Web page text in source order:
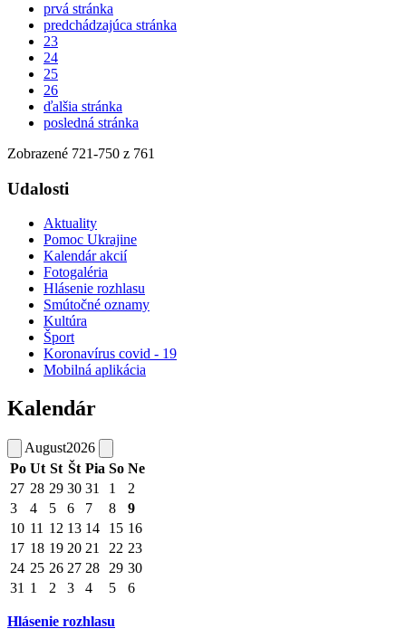
prvá stránka
predchádzajúca stránka
23
24
25
26
ďalšia stránka
posledná stránka
Zobrazené 721-750 z 761
Udalosti
Aktuality
Pomoc Ukrajine
Kalendár akcií
Fotogaléria
Hlásenie rozhlasu
Smútočné oznamy
Kultúra
Šport
Koronavírus covid - 19
Mobilná aplikácia
Kalendár
August2026
Po Ut St Št Pia So Ne
27 28 29 30 31 1
2
3
4 5 6 7 8
9
10 11 12 13 14 15 16
17 18 19 20 21 22 23
24 25 26 27 28 29 30
31 1 2 3 4 5 6
Hlásenie rozhlasu